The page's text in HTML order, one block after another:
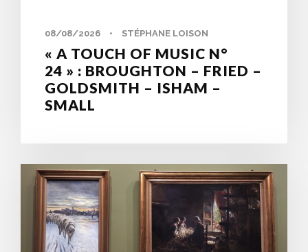
08/08/2026 • STÉPHANE LOISON
« A TOUCH OF MUSIC N°
24 » : BROUGHTON – FRIED –
GOLDSMITH – ISHAM –
SMALL